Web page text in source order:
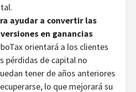
ayudar a convertir las
en ganancias
orientará a los clientes
pérdidas de capital no
tener de años anteriores
lo que mejorará su